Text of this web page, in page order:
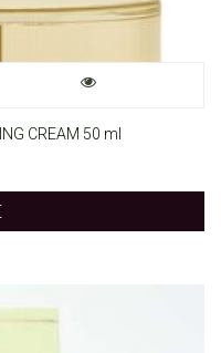
CREAM 50 ml